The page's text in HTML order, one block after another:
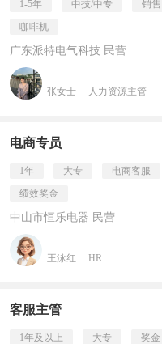
1-5年 中技/中专 销售
咖啡机
广东派特电气科技 民营
张女士 人力资源主管
电商专员
1年 大专 电商客服
绩效奖金
中山市恒乐电器 民营
王泳红 HR
客服主管
1年及以上 大专 奖金